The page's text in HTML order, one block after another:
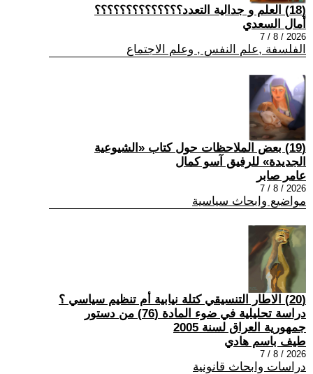
(18) العلم و جدالية التعدد؟؟؟؟؟؟؟؟؟؟؟؟؟؟
أمال السعدي
2026 / 8 / 7
الفلسفة ,علم النفس , وعلم الاجتماع
(19) بعض الملاحظات حول كتاب «الشيوعية
الجديدة» للرفيق آسو كمال
عامر صابر
2026 / 8 / 7
مواضيع وابحاث سياسية
(20) الاطار التنسيقي كتلة نيابية أم تنظيم سياسي ؟
دراسة تحليلية في ضوء المادة (76) من دستور
جمهورية العراق لسنة 2005
طيف باسم هادي
2026 / 8 / 7
دراسات وابحاث قانونية